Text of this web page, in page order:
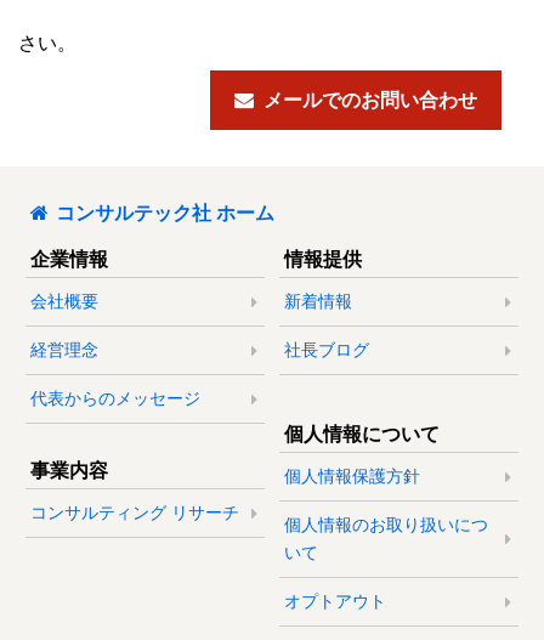
さい。
メールでのお問い合わせ
コンサルテック社 ホーム
企業情報
会社概要
経営理念
代表からのメッセージ
事業内容
コンサルティング リサーチ
情報提供
新着情報
社長ブログ
個人情報について
個人情報保護方針
個人情報のお取り扱いにつ
いて
オプトアウト